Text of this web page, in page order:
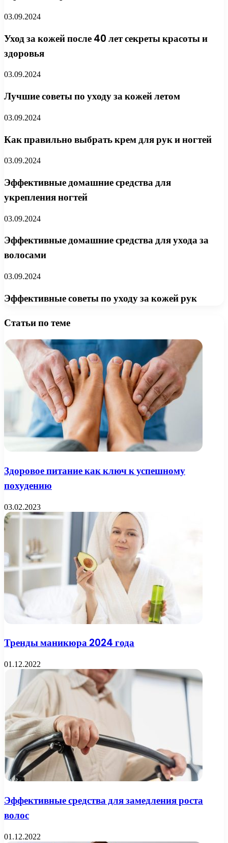
03.09.2024
Уход за кожей после 40 лет секреты красоты и
здоровья
03.09.2024
Лучшие советы по уходу за кожей летом
03.09.2024
Как правильно выбрать крем для рук и ногтей
03.09.2024
Эффективные домашние средства для
укрепления ногтей
03.09.2024
Эффективные домашние средства для ухода за
волосами
03.09.2024
Эффективные советы по уходу за кожей рук
Статьи по теме
Здоровое питание как ключ к успешному
похудению
03.02.2023
Тренды маникюра 2024 года
01.12.2022
Эффективные средства для замедления роста
волос
01.12.2022